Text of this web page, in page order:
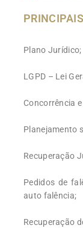
Plano Jurídico;
LGPD – Lei
Concorrência
Planejamento
Recuperação
Pedidos de
auto falência;
Recuperação